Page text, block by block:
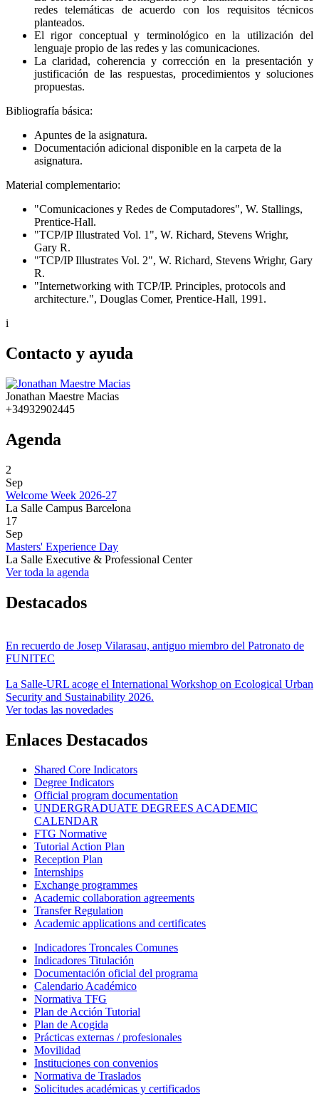
redes telemáticas de acuerdo con los requisitos técnicos
planteados.
El rigor conceptual y terminológico en la utilización del
lenguaje propio de las redes y las comunicaciones.
La claridad, coherencia y corrección en la presentación y
justificación de las respuestas, procedimientos y soluciones
propuestas.
Bibliografía básica:
Apuntes de la asignatura.
Documentación adicional disponible en la carpeta de la
asignatura.
Material complementario:
"Comunicaciones y Redes de Computadores", W. Stallings,
Prentice-Hall.
"TCP/IP Illustrated Vol. 1", W. Richard, Stevens Wrighr,
Gary R.
"TCP/IP Illustrates Vol. 2", W. Richard, Stevens Wrighr, Gary
R.
"Internetworking with TCP/IP. Principles, protocols and
architecture.", Douglas Comer, Prentice-Hall, 1991.
i
Contacto y ayuda
Jonathan Maestre Macias
+34932902445
Agenda
2
Sep
Welcome Week 2026-27
La Salle Campus Barcelona
17
Sep
Masters' Experience Day
La Salle Executive & Professional Center
Ver toda la agenda
Destacados
En recuerdo de Josep Vilarasau, antiguo miembro del Patronato de
FUNITEC
La Salle-URL acoge el International Workshop on Ecological Urban
Security and Sustainability 2026.
Ver todas las novedades
Enlaces Destacados
Shared Core Indicators
Degree Indicators
Official program documentation
UNDERGRADUATE DEGREES ACADEMIC
CALENDAR
FTG Normative
Tutorial Action Plan
Reception Plan
Internships
Exchange programmes
Academic collaboration agreements
Transfer Regulation
Academic applications and certificates
Indicadores Troncales Comunes
Indicadores Titulación
Documentación oficial del programa
Calendario Académico
Normativa TFG
Plan de Acción Tutorial
Plan de Acogida
Prácticas externas / profesionales
Movilidad
Instituciones con convenios
Normativa de Traslados
Solicitudes académicas y certificados